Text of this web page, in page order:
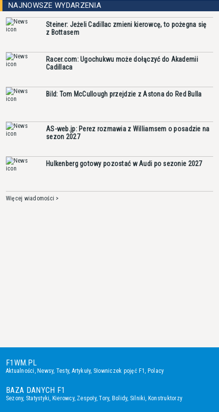
NAJNOWSZE WYDARZENIA
Steiner: Jeżeli Cadillac zmieni kierowcę, to pożegna się
z Bottasem
Racer.com: Ugochukwu może dołączyć do Akademii
Cadillaca
Bild: Tom McCullough przejdzie z Astona do Red Bulla
AS-web.jp: Perez rozmawia z Williamsem o posadzie na
sezon 2027
Hulkenberg gotowy pozostać w Audi po sezonie 2027
Więcej wiadomości >
F1WM.PL
Aktualności, Newsy, Testy, Artykuły, Słowniczek pojęć F1, Polacy
BAZA DANYCH F1
Sezony, Statystyki, Kierowcy, Zespoły,Tory, Bolidy, Silniki, Konstruktorzy